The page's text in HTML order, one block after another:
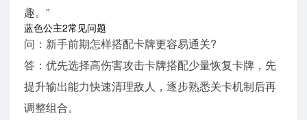
趣。”
蓝色公主2常见问题
问：新手前期怎样搭配卡牌更容易通关?
答：优先选择高伤害攻击卡牌搭配少量恢复卡牌，先
提升输出能力快速清理敌人，逐步熟悉关卡机制后再
调整组合。